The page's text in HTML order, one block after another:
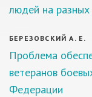
людей на разных
БЕРЕЗОВСКИЙ А. Е.
Проблема
ветеранов
Федерации